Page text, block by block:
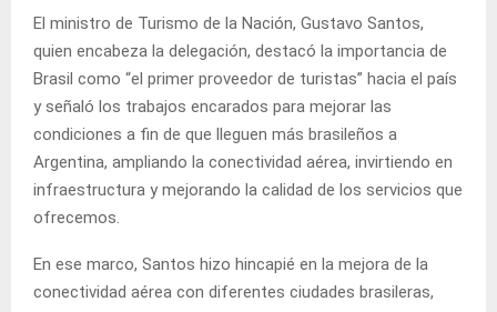
El ministro de Turismo de la Nación, Gustavo Santos,
quien encabeza la delegación, destacó la importancia de
Brasil como “el primer proveedor de turistas” hacia el país
y señaló los trabajos encarados para mejorar las
condiciones a fin de que lleguen más brasileños a
Argentina, ampliando la conectividad aérea, invirtiendo en
infraestructura y mejorando la calidad de los servicios que
ofrecemos.
En ese marco, Santos hizo hincapié en la mejora de la
conectividad aérea con diferentes ciudades brasileras,